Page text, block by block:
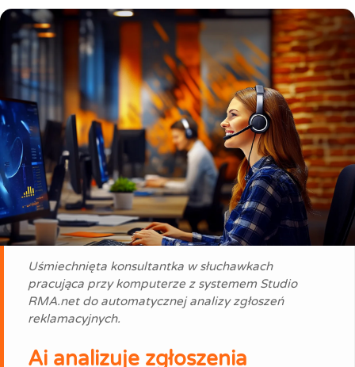
Uśmiechnięta konsultantka w słuchawkach
pracująca przy komputerze z systemem Studio
RMA.net do automatycznej analizy zgłoszeń
reklamacyjnych.
Ai analizuje zgłoszenia